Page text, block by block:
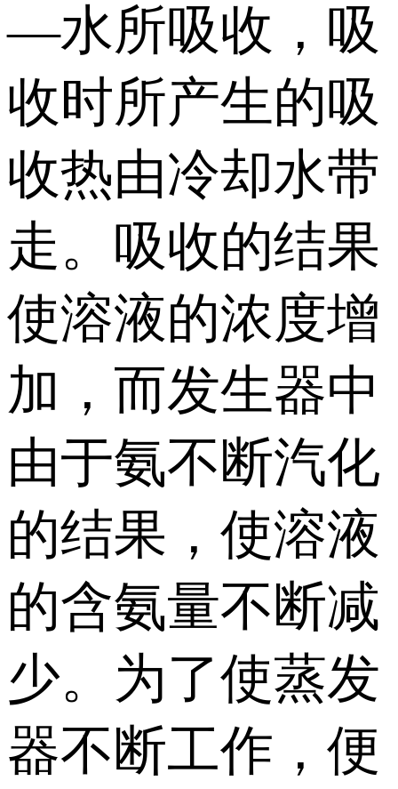
—水所吸收，吸
收时所产生的吸
收热由冷却水带
走。吸收的结果
使溶液的浓度增
加，而发生器中
由于氨不断汽化
的结果，使溶液
的含氨量不断减
少。为了使蒸发
器不断工作，便